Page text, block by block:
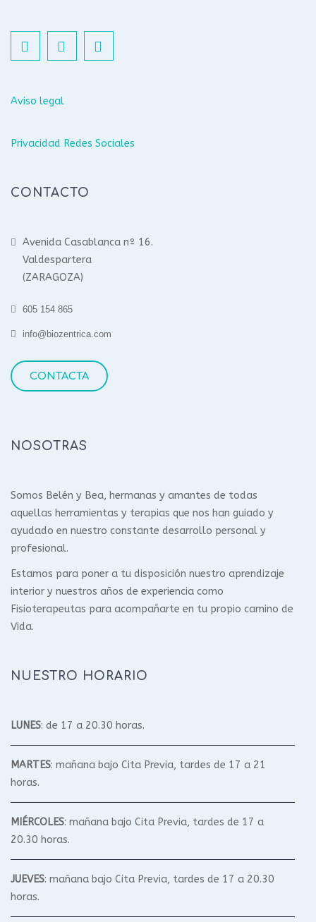
Aviso legal
Privacidad Redes Sociales
CONTACTO
Avenida Casablanca nº 16.
Valdespartera
(ZARAGOZA)
605 154 865
info@biozentrica.com
CONTACTA
NOSOTRAS
Somos Belén y Bea, hermanas y amantes de todas
aquellas herramientas y terapias que nos han guiado y
ayudado en nuestro constante desarrollo personal y
profesional.
Estamos para poner a tu disposición nuestro aprendizaje
interior y nuestros años de experiencia como
Fisioterapeutas para acompañarte en tu propio camino de
Vida.
NUESTRO HORARIO
LUNES: de 17 a 20.30 horas.
MARTES: mañana bajo Cita Previa, tardes de 17 a 21
horas.
MIÉRCOLES: mañana bajo Cita Previa, tardes de 17 a
20.30 horas.
JUEVES: mañana bajo Cita Previa, tardes de 17 a 20.30
horas.